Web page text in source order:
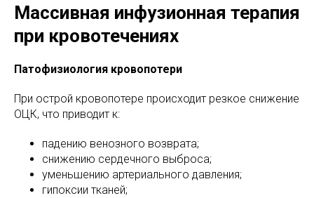
Массивная инфузионная терапия
при кровотечениях
Патофизиология кровопотери
При острой кровопотере происходит резкое снижение
ОЦК, что приводит к:
падению венозного возврата;
снижению сердечного выброса;
уменьшению артериального давления;
гипоксии тканей;